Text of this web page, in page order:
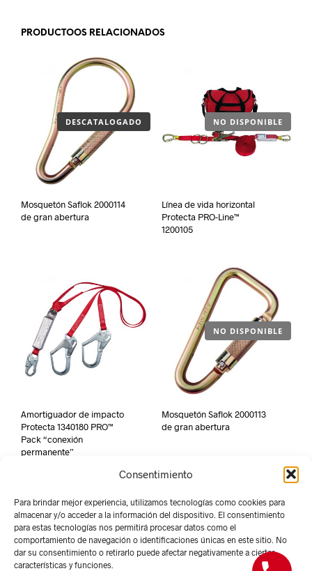
Consentimiento
Para brindar mejor experiencia, utilizamos tecnologías como cookies para
almacenar y/o acceder a la información del dispositivo. El consentimiento
para estas tecnologías nos permitirá procesar datos como el
comportamiento de navegación o identificaciones únicas en este sitio. No
dar su consentimiento o retirarlo puede afectar negativamente a ciertas
características y funciones.
PRODUCTOOS RELACIONADOS
DESCATALOGADO
Mosquetón Saflok 2000114
de gran abertura
NO DISPONIBLE
Línea de vida horizontal
Protecta PRO-Line™
1200105
Amortiguador de impacto
Protecta 1340180 PRO™
Pack “conexión
permanente”
NO DISPONIBLE
Mosquetón Saflok 2000113
de gran abertura